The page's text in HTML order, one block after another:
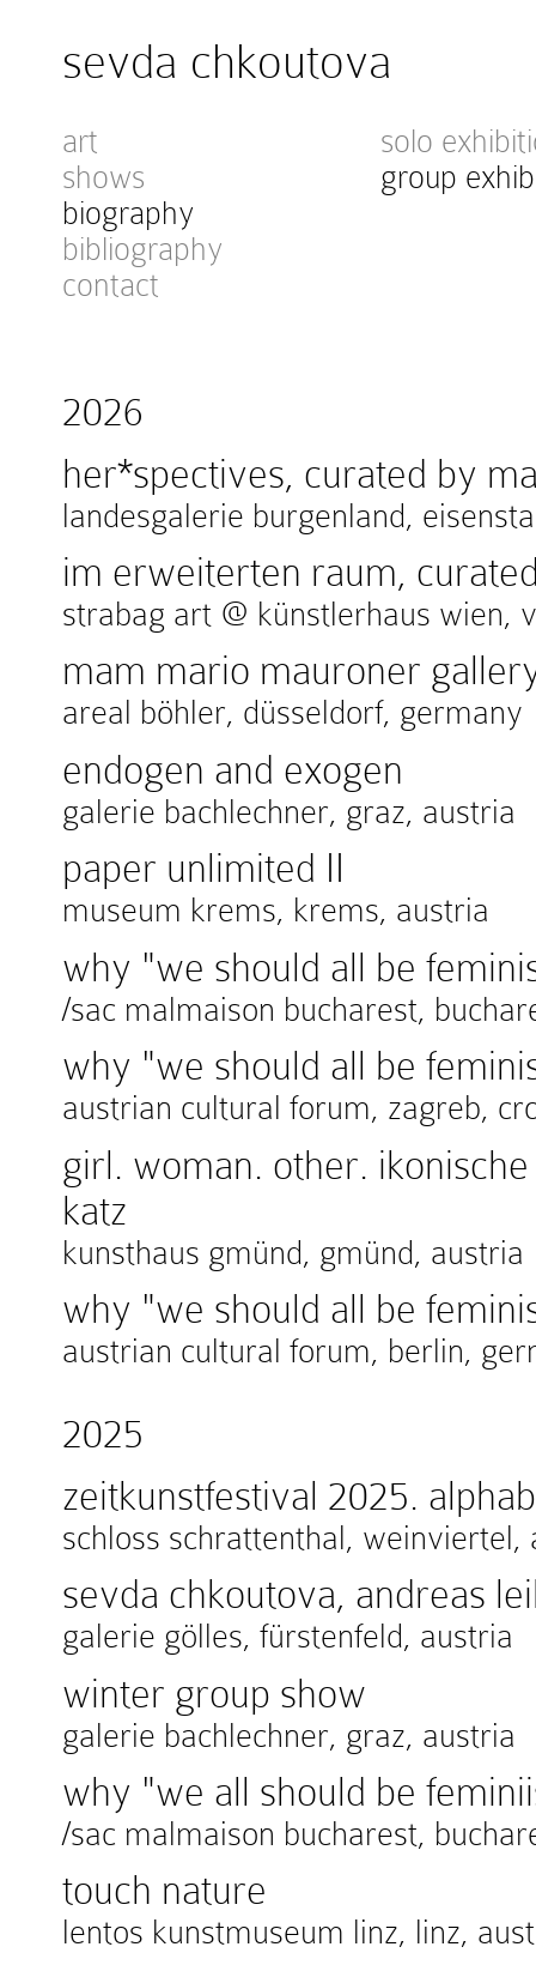
sevda chkoutova
art
shows
biography
bibliography
contact
solo
group
2026
her*spectives, curated by
landesgalerie burgenland,
im erweiterten raum,
strabag art @ künstlerhaus wien,
mam mario mauroner
areal böhler, düsseldorf, germany
endogen and exogen
galerie bachlechner, graz, austria
paper unlimited II
museum krems, krems, austria
why "we should all be
/sac malmaison bucharest,
why "we should all be
austrian cultural forum, zagreb,
girl. woman. other.
katz
kunsthaus gmünd, gmünd, austria
why "we should all be
austrian cultural forum, berlin,
2025
zeitkunstfestival 2025.
schloss schrattenthal, weinviertel,
sevda chkoutova, andreas
galerie gölles, fürstenfeld, austria
winter group show
galerie bachlechner, graz, austria
why "we all should be
/sac malmaison bucharest,
touch nature
lentos kunstmuseum linz, linz,